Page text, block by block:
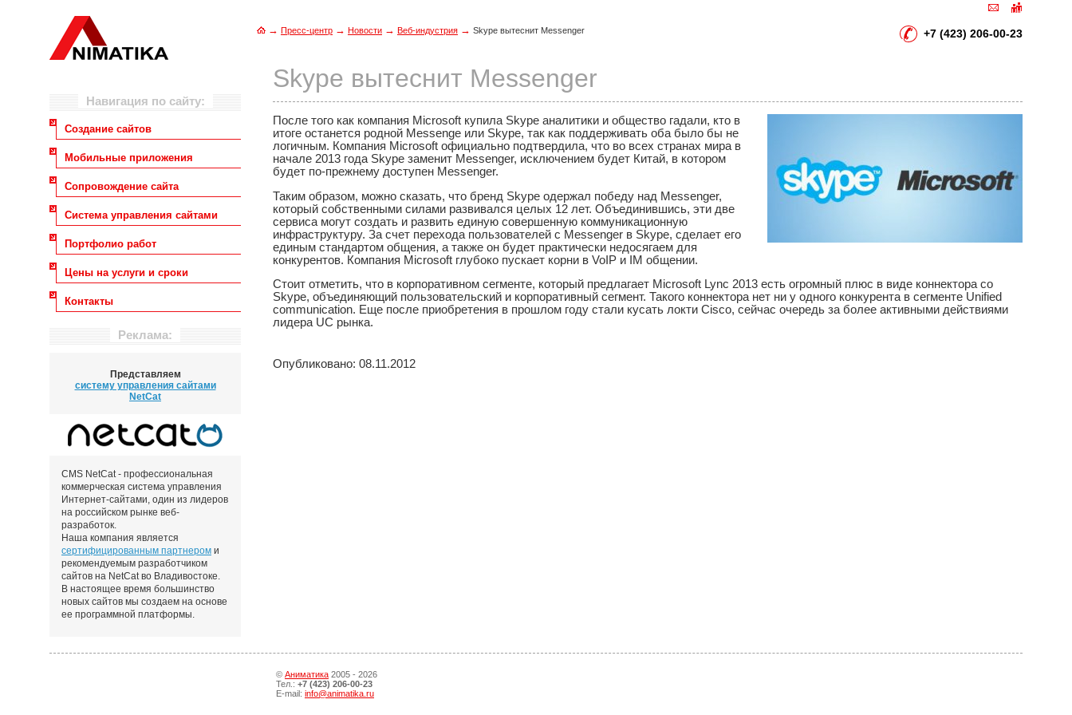
+7 (423) 206-00-23
→ Пресс-центр → Новости → Веб-индустрия → Skype вытеснит Messenger
Skype вытеснит Messenger
После того как компания Microsoft купила Skype аналитики и общество гадали, кто в
итоге останется родной Messenge или Skype, так как поддерживать оба было бы не
логичным. Компания Microsoft официально подтвердила, что во всех странах мира в
начале 2013 года Skype заменит Messenger, исключением будет Китай, в котором
будет по-прежнему доступен Messenger.
Таким образом, можно сказать, что бренд Skype одержал победу над Messenger,
который собственными силами развивался целых 12 лет. Объединившись, эти две
сервиса могут создать и развить единую совершенную коммуникационную
инфраструктуру. За счет перехода пользователей с Messenger в Skype, сделает его
единым стандартом общения, а также он будет практически недосягаем для
конкурентов. Компания Microsoft глубоко пускает корни в VoIP и IM общении.
Стоит отметить, что в корпоративном сегменте, который предлагает Microsoft Lync 2013 есть огромный плюс в виде коннектора со
Skype, объединяющий пользовательский и корпоративный сегмент. Такого коннектора нет ни у одного конкурента в сегменте Unified
communication. Еще после приобретения в прошлом году стали кусать локти Cisco, сейчас очередь за более активными действиями
лидера UC рынка.
Опубликовано: 08.11.2012
Навигация по сайту:
Создание сайтов
Мобильные приложения
Сопровождение сайта
Система управления сайтами
Портфолио работ
Цены на услуги и сроки
Контакты
Реклама:
Представляем
систему управления сайтами
NetCat
CMS NetCat - профессиональная
коммерческая система управления
Интернет-сайтами, один из лидеров
на российском рынке веб-
разработок.
Наша компания является
сертифицированным партнером и
рекомендуемым разработчиком
сайтов на NetCat во Владивостоке.
В настоящее время большинство
новых сайтов мы создаем на основе
ее программной платформы.
© Аниматика 2005 - 2026
Тел.: +7 (423) 206-00-23
E-mail: info@animatika.ru